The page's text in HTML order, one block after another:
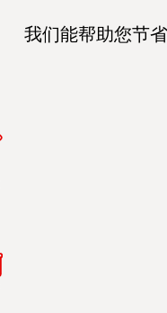
我们能帮助您节